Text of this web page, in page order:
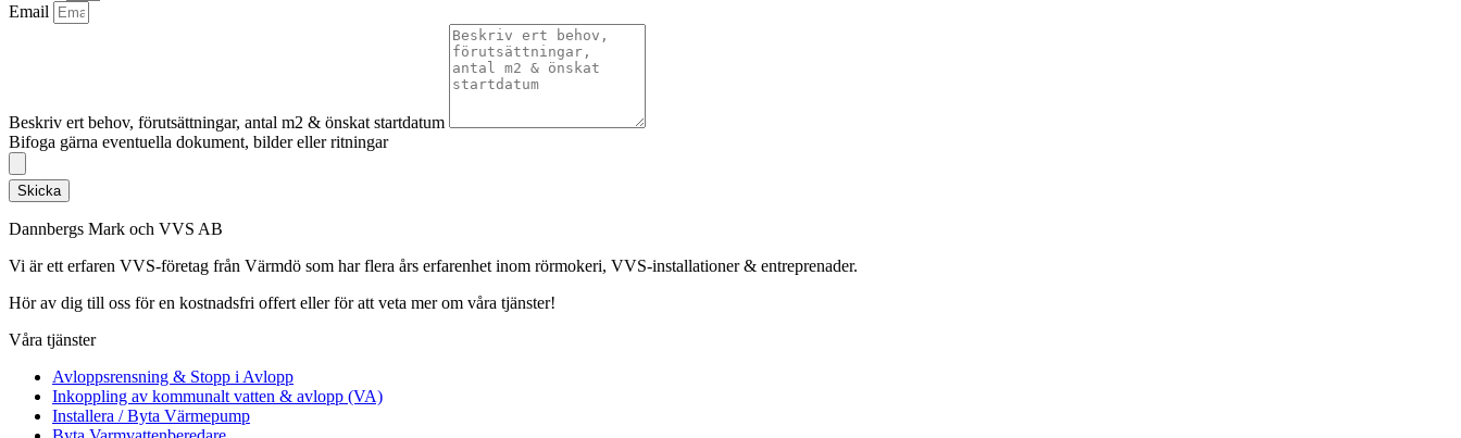
Email
Beskriv ert behov, förutsättningar, antal m2 & önskat startdatum
Bifoga gärna eventuella dokument, bilder eller ritningar
Skicka
Dannbergs Mark och VVS AB
Vi är ett erfaren VVS-företag från Värmdö som har flera års erfarenhet inom rörmokeri, VVS-installationer & entreprenader.
Hör av dig till oss för en kostnadsfri offert eller för att veta mer om våra tjänster!
Våra tjänster
Avloppsrensning & Stopp i Avlopp
Inkoppling av kommunalt vatten & avlopp (VA)
Installera / Byta Värmepump